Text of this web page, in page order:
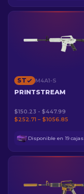
ST M4A1-S
PRINTSTREAM
$150.23 - $447.99
$252.71 – $1056.85
Disponible en 19 cajas